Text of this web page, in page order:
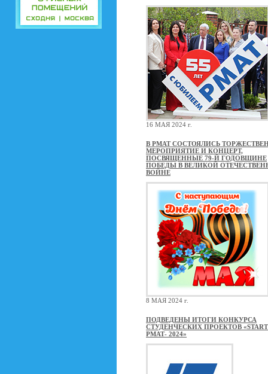
16 МАЯ 2024 г.
В РМАТ СОСТОЯЛИСЬ
МЕРОПРИЯТИЕ И КОНЦЕРТ,
ПОСВЯЩЕННЫЕ 79-Й ГОДОВЩИНЕ
ПОБЕДЫ В ВЕЛИКОЙ
ВОЙНЕ
8 МАЯ 2024 г.
ПОДВЕДЕНЫ ИТОГИ КОНКУРСА
СТУДЕНЧЕСКИХ ПРОЕКТОВ
РМАТ- 2024»